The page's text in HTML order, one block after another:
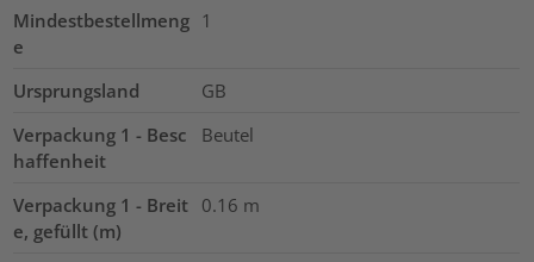
Mindestbestellmeng
e
1
Ursprungsland
GB
Verpackung 1 - Besc
haffenheit
Beutel
Verpackung 1 - Breit
e, gefüllt (m)
0.16 m